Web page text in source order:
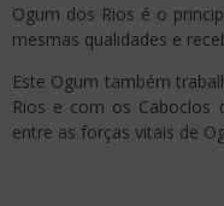
Ogum dos Rios é o
mesmas qualidades e
Este Ogum também
Rios e com os Caboclos
entre as forças vitais de